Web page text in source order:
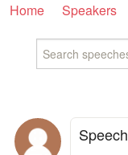
Home Speakers
Speech